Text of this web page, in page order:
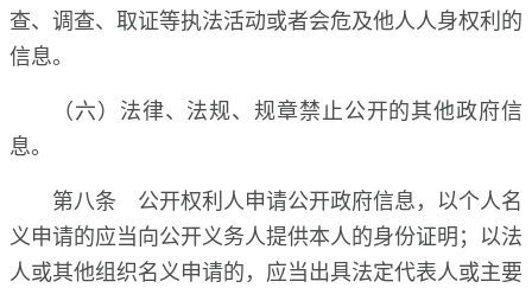
查、调查、取证等执法活动或者会危及他人人身权利的
信息。
（六）法律、法规、规章禁止公开的其他政府信
息。
第八条 公开权利人申请公开政府信息，以个人名
义申请的应当向公开义务人提供本人的身份证明；以法
人或其他组织名义申请的，应当出具法定代表人或主要